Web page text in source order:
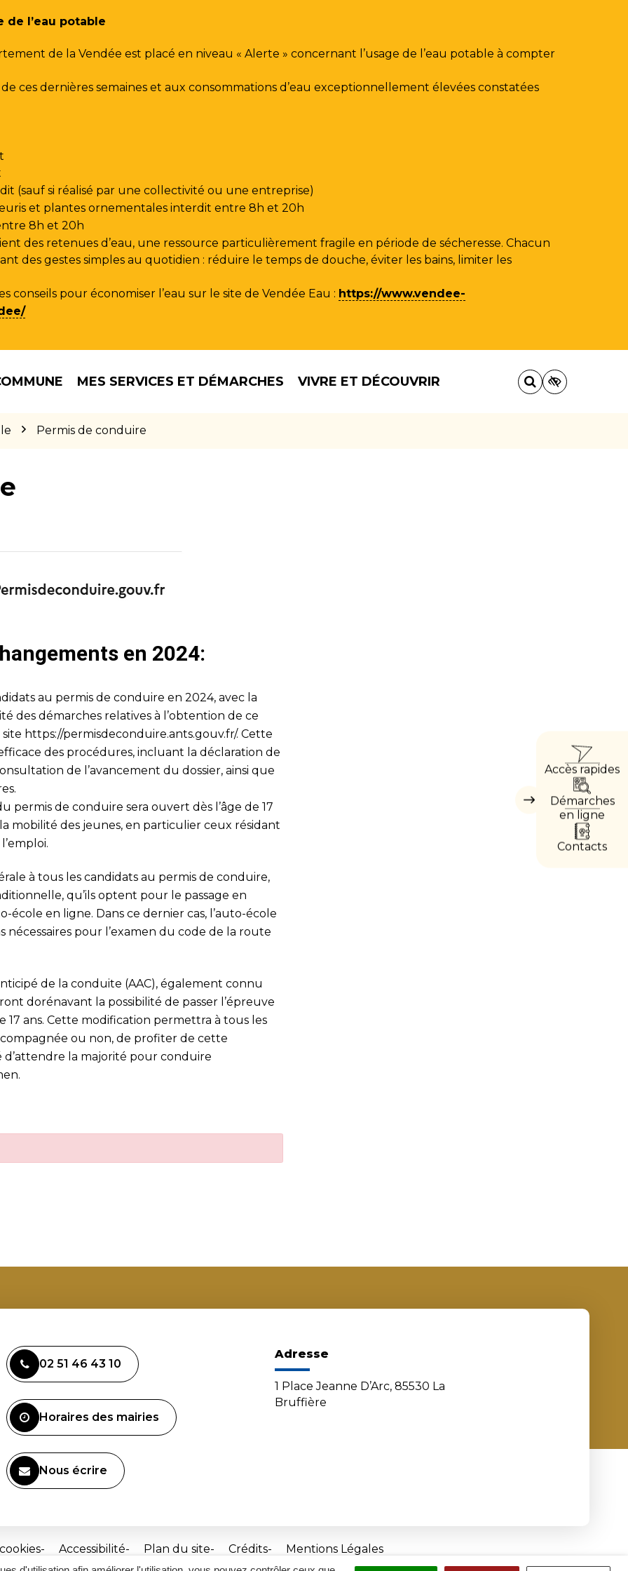
de l’eau potable
de la Vendée est placé en niveau « Alerte » concernant l’usage de l’eau potable à compter
ces dernières semaines et aux consommations d’eau exceptionnellement élevées constatées
(sauf si réalisé par une collectivité ou une entreprise)
et plantes ornementales interdit entre 8h et 20h
8h et 20h
des retenues d’eau, une ressource particulièrement fragile en période de sécheresse. Chacun
des gestes simples au quotidien : réduire le temps de douche, éviter les bains, limiter les
conseils pour économiser l’eau sur le site de Vendée Eau : https://www.vendee-
MES SERVICES ET DÉMARCHES VIVRE ET DÉCOUVRIR
Permis de conduire
Masquer
Accès rapides
Démarches
en ligne
Contacts
en 2024:
au permis de conduire en 2024, avec la
des démarches relatives à l’obtention de ce
https://permisdeconduire.ants.gouv.fr/. Cette
des procédures, incluant la déclaration de
de l’avancement du dossier, ainsi que
permis de conduire sera ouvert dès l’âge de 17
mobilité des jeunes, en particulier ceux résidant
à tous les candidats au permis de conduire,
qu’ils optent pour le passage en
en ligne. Dans ce dernier cas, l’auto-école
pour l’examen du code de la route
de la conduite (AAC), également connu
dorénavant la possibilité de passer l’épreuve
17 ans. Cette modification permettra à tous les
ou non, de profiter de cette
d’attendre la majorité pour conduire
02 51 46 43 10
Horaires des mairies
Nous écrire
Adresse
1 Place Jeanne D’Arc, 85530 La
Bruffière
Accessibilité Plan du site Crédits Mentions Légales